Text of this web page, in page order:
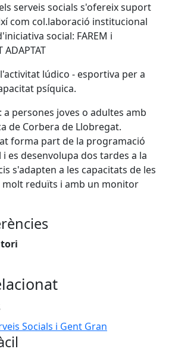
serveis socials s'ofereix suport
com col.laboració institucional
social: FAREM i
ADAPTAT
lúdico - esportiva per a
psíquica.
: a persones joves o adultes amb
de Corbera de Llobregat.
forma part de la programació
es desenvolupa dos tardes a la
s'adapten a les capacitats de les
molt reduïts i amb un monitor
Socials i Gent Gran